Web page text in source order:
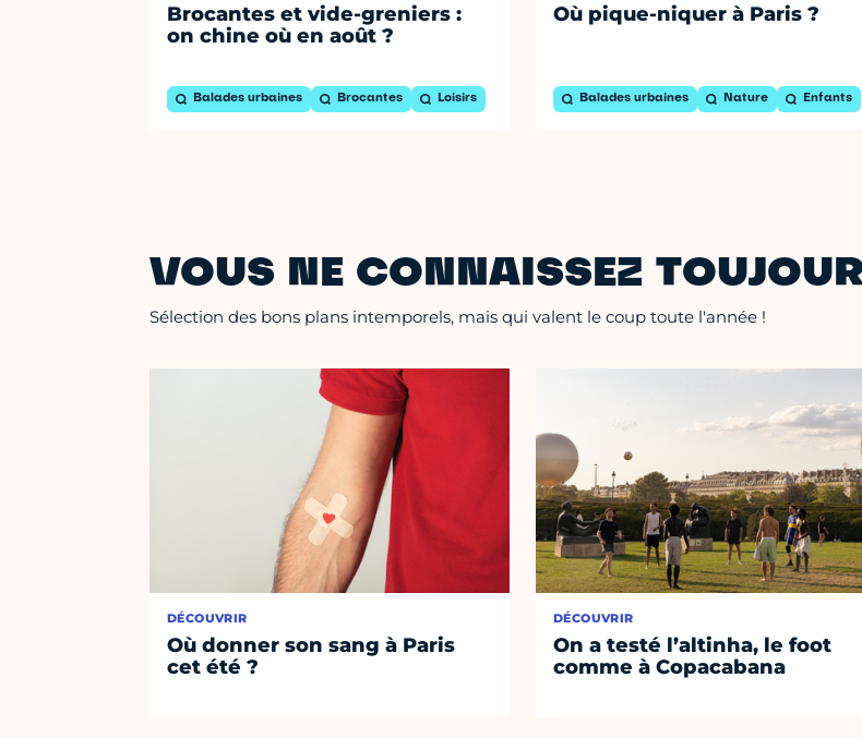
Brocantes et vide-greniers :
on chine où en août ?
Balades urbaines Brocantes Loisirs
Où pique-niquer à Paris ?
Balades urbaines Nature Enfants
VOUS NE CONNAISSEZ
Sélection des bons plans intemporels, mais qui valent le coup toute l'année !
DÉCOUVRIR
Où donner son sang à Paris
cet été ?
DÉCOUVRIR
On a testé l’altinha, le foot
comme à Copacabana